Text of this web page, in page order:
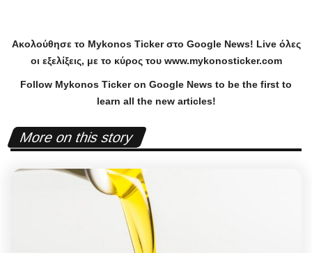
Ακολούθησε το Mykonos Tickerστο Google News! Liveόλες
οι εξελίξεις, με το κύρος του www.mykonosticker.com
Follow Mykonos Ticker on Google News to be the first to
learn all the new articles!
More on this story